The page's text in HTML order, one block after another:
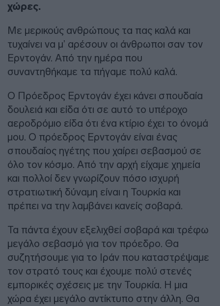
χώρες.
Με μερικούς ανθρώπους τα πας καλά και
τυχαίνει να μ’ αρέσουν οι άνθρωποι σαν τον
Ερντογάν. Από την ημέρα που
συναντηθήκαμε τα πήγαμε πολύ καλά.
Ο Πρόεδρος Ερντογάν έχει κάνει σπουδαία
δουλειά και είδα ότι σε αυτό το υπέροχο
αεροδρόμιο είδα ότι ένα κτίριο έχει το όνομά
μου. Ο πρόεδρος Ερντογάν είναι ένας
σπουδαίος ηγέτης που χαίρει σεβασμού σε
όλο τον κόσμο. Από την αρχή είχαμε χημεία
και πολλοί δεν γνωρίζουν πόσο ισχυρή
στρατιωτική δύναμη είναι η Τουρκία και
πρέπει να την λαμβάνει κανείς σοβαρά.
Τα πάντα έχουν εξελιχθεί σοβαρά και τρέφω
μεγάλο σεβασμό για τον πρόεδρο. Θα
συζητήσουμε για το Ιράν που καταστρέψαμε
τον στρατό τους και έχουμε πολύ στενές
εμπορικές σχέσεις με την Τουρκία. Η μια
χώρα έχει μεγάλο αντίκτυπο στην άλλη. Θα